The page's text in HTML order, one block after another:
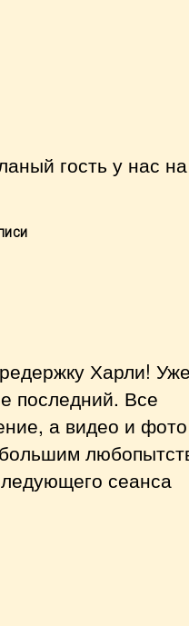
гость у нас на
Харли!
последний. Все
а видео и фото
сеанса